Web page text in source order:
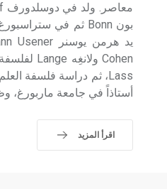
أستاذاً في جامعة ماربورغ، وظلّ
اقرأ المزيد